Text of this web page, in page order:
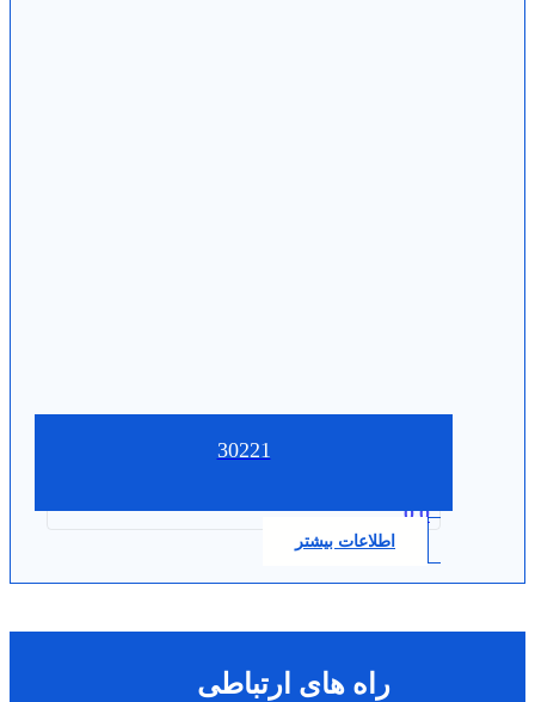
30221
0.0
اطلاعات بیشتر
راه های ارتباطی